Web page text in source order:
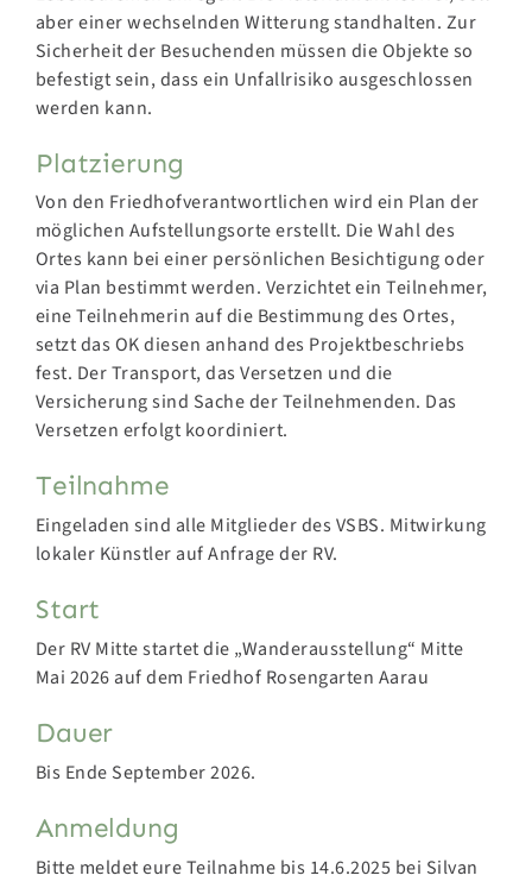
aber einer wechselnden Witterung standhalten. Zur
Sicherheit der Besuchenden müssen die Objekte so
befestigt sein, dass ein Unfallrisiko ausgeschlossen
werden kann.
Platzierung
Von den Friedhofverantwortlichen wird ein Plan der
möglichen Aufstellungsorte erstellt. Die Wahl des
Ortes kann bei einer persönlichen Besichtigung oder
via Plan bestimmt werden. Verzichtet ein Teilnehmer,
eine Teilnehmerin auf die Bestimmung des Ortes,
setzt das OK diesen anhand des Projektbeschriebs
fest. Der Transport, das Versetzen und die
Versicherung sind Sache der Teilnehmenden. Das
Versetzen erfolgt koordiniert.
Teilnahme
Eingeladen sind alle Mitglieder des VSBS. Mitwirkung
lokaler Künstler auf Anfrage der RV.
Start
Der RV Mitte startet die „Wanderausstellung“ Mitte
Mai 2026 auf dem Friedhof Rosengarten Aarau
Dauer
Bis Ende September 2026.
Anmeldung
Bitte meldet eure Teilnahme bis 14.6.2025 bei Silvan